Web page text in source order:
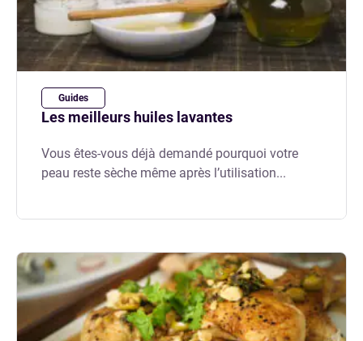
Guides
Les meilleurs huiles lavantes
Vous êtes-vous déjà demandé pourquoi votre
peau reste sèche même après l’utilisation...